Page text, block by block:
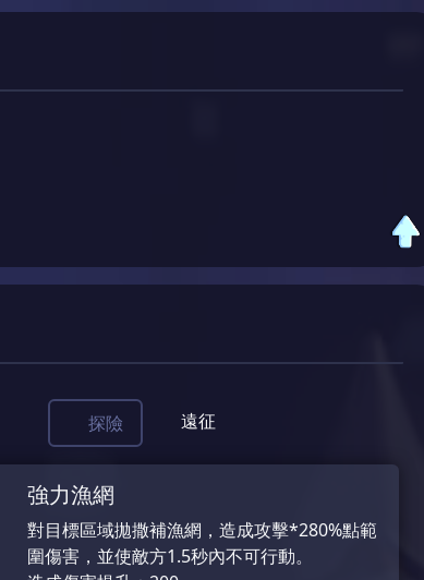
探險 遠征
強力漁網
對目標區域拋撒補漁網，造成攻擊*280%點範
圍傷害，並使敵方1.5秒內不可行動。